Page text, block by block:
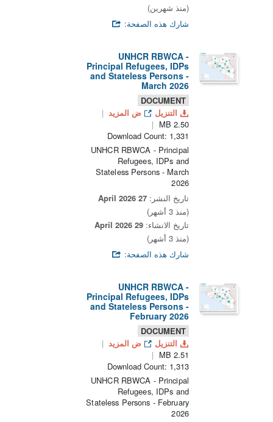
(منذ شهرين)
شارك هذه الصفحة:
UNHCR RBWCA -
Principal Refugees, IDPs
and Stateless Persons -
March 2026
DOCUMENT
التنزيل
ض المزيد
2.50 MB
Download Count: 1,331
UNHCR RBWCA - Principal
Refugees, IDPs and
Stateless Persons - March
2026
تاريخ النشر: 27 April 2026
(منذ 3 أشهر)
تاريخ الانشاء: 29 April 2026
(منذ 3 أشهر)
شارك هذه الصفحة:
UNHCR RBWCA -
Principal Refugees, IDPs
and Stateless Persons -
February 2026
DOCUMENT
التنزيل
ض المزيد
2.51 MB
Download Count: 1,313
UNHCR RBWCA - Principal
Refugees, IDPs and
Stateless Persons - February
2026